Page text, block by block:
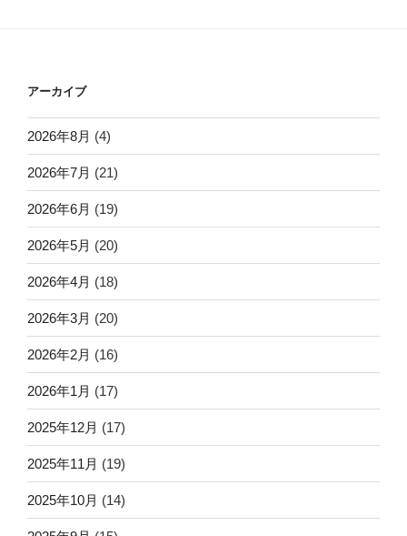
アーカイブ
2026年8月 (4)
2026年7月 (21)
2026年6月 (19)
2026年5月 (20)
2026年4月 (18)
2026年3月 (20)
2026年2月 (16)
2026年1月 (17)
2025年12月 (17)
2025年11月 (19)
2025年10月 (14)